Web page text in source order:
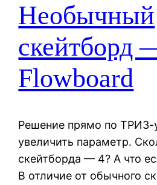
Необычный
скейтборд
Flowboard
Решение прямо по ТРИЗ-
увеличить параметр.
скейтборда — 4? А что
В отличие от обычного